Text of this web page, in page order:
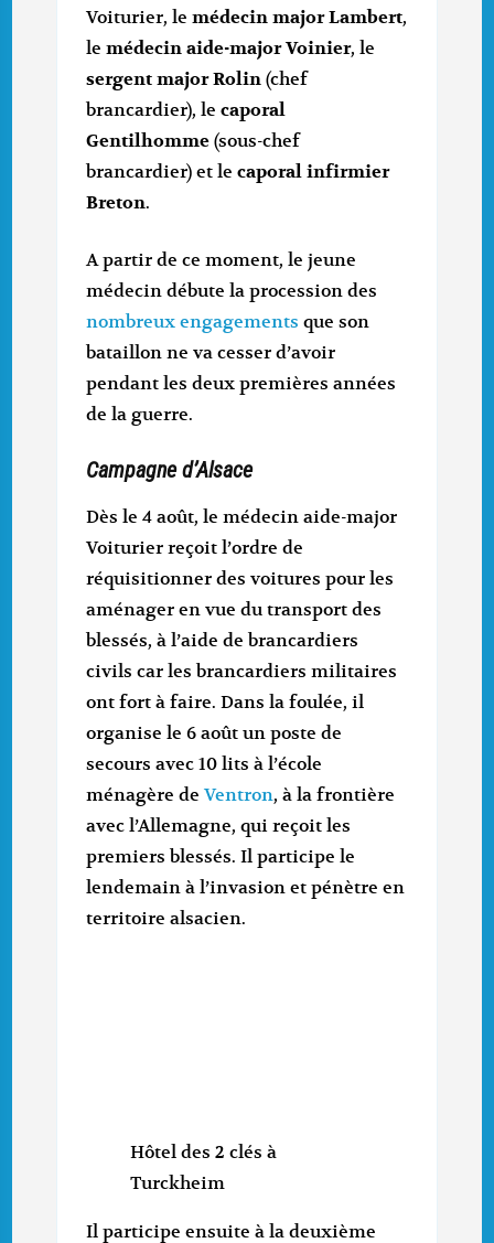
Voiturier, lemédecin major Lambert,
lemédecin aide-major Voinier, le
sergent major Rolin (chef
brancardier), lecaporal
Gentilhomme (sous-chef
brancardier) et lecaporal infirmier
Breton.
A partir de ce moment, le jeune
médecin débute la procession des
nombreux engagements que son
bataillon ne va cesser d’avoir
pendant les deux premières années
de la guerre.
Campagne d’Alsace
Dès le 4 août, le médecin aide-major
Voiturier reçoit l’ordre de
réquisitionner des voitures pour les
aménager en vue du transport des
blessés, à l’aide de brancardiers
civils car les brancardiers militaires
ont fort à faire. Dans la foulée, il
organise le 6 août un poste de
secours avec 10 lits à l’école
ménagère deVentron, à la frontière
avec l’Allemagne, qui reçoit les
premiers blessés. Il participe le
lendemain à l’invasion et pénètre en
territoire alsacien.
Hôtel des 2 clés à
Turckheim
Il participe ensuite à la deuxième